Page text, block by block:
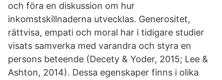
och föra en diskussion om hur
inkomstskillnaderna utvecklas. Generositet,
rättvisa, empati och moral har i tidigare studier
visats samverka med varandra och styra en
persons beteende (Decety & Yoder, 2015; Lee &
Ashton, 2014). Dessa egenskaper finns i olika